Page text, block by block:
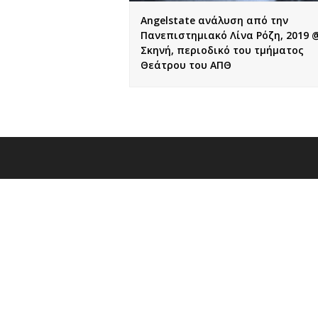
Angelstate ανάλυση από την
Πανεπιστημιακό Λίνα Ρόζη, 2019
Σκηνή, περιοδικό του τμήματος
Θεάτρου του ΑΠΘ